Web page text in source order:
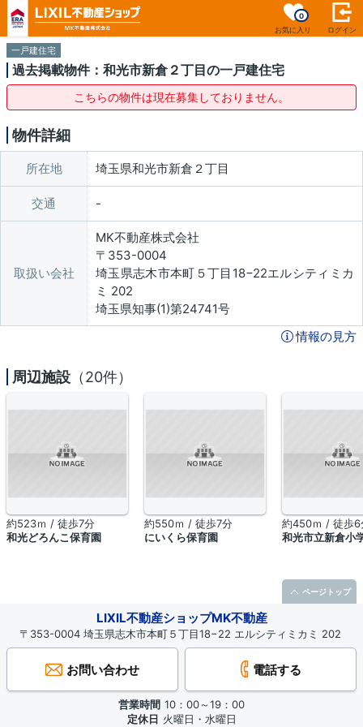
お気に入り
0
ログイン
一戸建住宅
過去掲載物件：和光市新倉２丁目の一戸建住宅
こちらの物件は現在募集しておりません。
物件詳細
所在地 埼玉県和光市新倉２丁目
交通
取扱い会社
MK不動産株式会社
〒353-0004
埼玉県志木市本町５丁目18−22エルシティミカ
ミ 202
埼玉県知事(1)第24741号
情報の見方
周辺施設 （20件）
約523ｍ / 徒歩7分
和光どろんこ保育園
約550ｍ / 徒歩7分
にいくら保育園
約450ｍ / 徒歩6
和光市立新倉小
LIXIL不動産ショップMK不動産
〒353-0004 埼玉県志木市本町５丁目18−22 エルシティミカミ 202
お問い合わせ 電話する
営業時間 10：00～19：00
定休日 火曜日・水曜日
ページトップ